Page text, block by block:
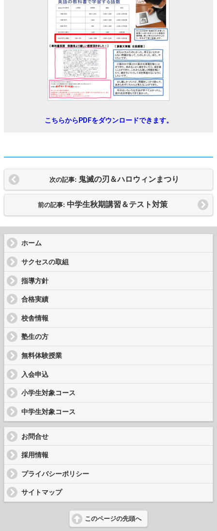
こちらからPDFをダウンロードできます。
次の記事: 鬼滅の刃＆ハロウィンまつり
前の記事: 中学生秋期講習＆テスト対策
ホーム
サクセスの取組
指導方針
合格実績
校舎情報
塾生の方
無料体験授業
入会申込
小学生対象コース
中学生対象コース
お問合せ
採用情報
プライバシーポリシー
サイトマップ
このページの先頭へ